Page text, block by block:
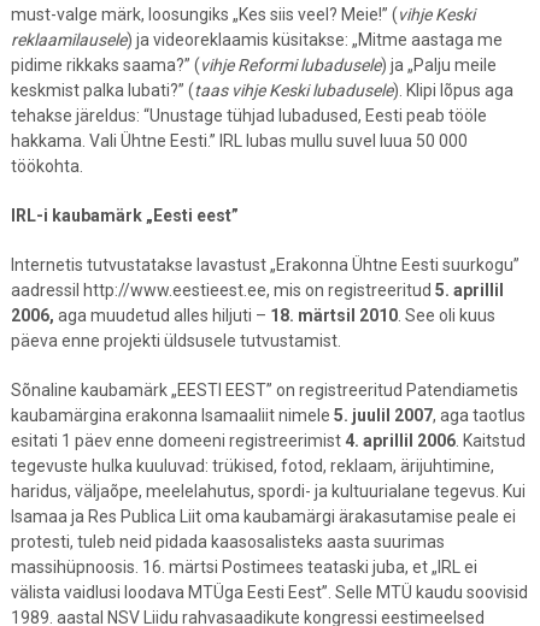
must-valge märk, loosungiks „Kes siis veel? Meie!” (vihje Keski
reklaamilausele) ja videoreklaamis küsitakse: „Mitme aastaga me
pidime rikkaks saama?” (vihje Reformi lubadusele) ja „Palju meile
keskmist palka lubati?” (taas vihje Keski lubadusele). Klipi lõpus aga
tehakse järeldus: “Unustage tühjad lubadused, Eesti peab tööle
hakkama. Vali Ühtne Eesti.” IRL lubas mullu suvel luua 50 000
töökohta.
IRL-i kaubamärk „Eesti eest”
Internetis tutvustatakse lavastust „Erakonna Ühtne Eesti suurkogu”
aadressil http://www.eestieest.ee, mis on registreeritud 5. aprillil
2006, aga muudetud alles hiljuti – 18. märtsil 2010. See oli kuus
päeva enne projekti üldsusele tutvustamist.
Sõnaline kaubamärk „EESTI EEST” on registreeritud Patendiametis
kaubamärgina erakonna Isamaaliit nimele 5. juulil 2007, aga taotlus
esitati 1 päev enne domeeni registreerimist 4. aprillil 2006. Kaitstud
tegevuste hulka kuuluvad: trükised, fotod, reklaam, ärijuhtimine,
haridus, väljaõpe, meelelahutus, spordi- ja kultuurialane tegevus. Kui
Isamaa ja Res Publica Liit oma kaubamärgi ärakasutamise peale ei
protesti, tuleb neid pidada kaasosalisteks aasta suurimas
massihüpnoosis. 16. märtsi Postimees teataski juba, et „IRL ei
välista vaidlusi loodava MTÜga Eesti Eest”. Selle MTÜ kaudu soovisid
1989. aastal NSV Liidu rahvasaadikute kongressi eestimeelsed